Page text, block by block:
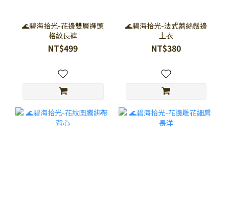
🌊碧海拾光-花邊雙層褲頭
格紋長褲
NT$499
🌊碧海拾光-法式蕾絲鬚邊
上衣
NT$380